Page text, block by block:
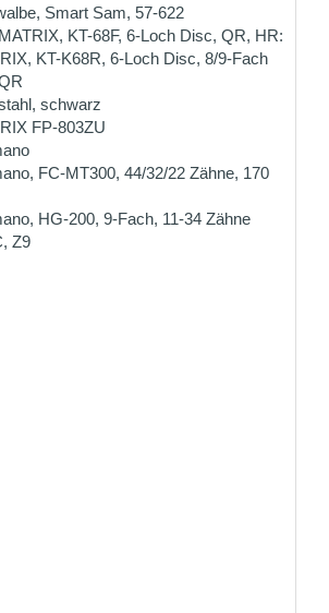
Smart Sam, 57-622
KT-68F, 6-Loch Disc, QR, HR:
KT-K68R, 6-Loch Disc, 8/9-Fach
schwarz
FP-803ZU
FC-MT300, 44/32/22 Zähne, 170
HG-200, 9-Fach, 11-34 Zähne
Z9